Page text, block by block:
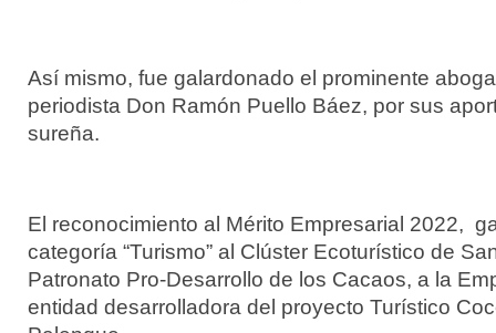
Así mismo, fue galardonado el prominente
periodista Don Ramón Puello Báez, por sus
sureña.
El reconocimiento al Mérito Empresarial 2022,
categoría “Turismo” al Clúster Ecoturístico de
Patronato Pro-Desarrollo de los Cacaos, a la
entidad desarrolladora del proyecto Turístico